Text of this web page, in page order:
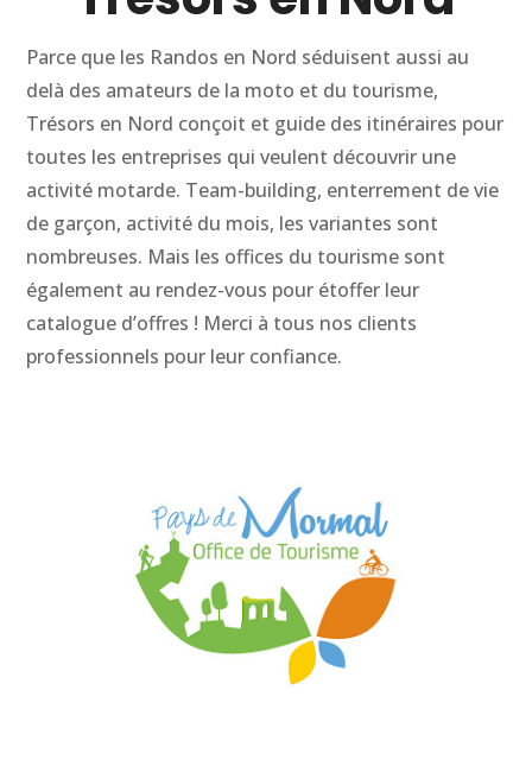
Parce que les Randos en Nord séduisent aussi au
delà des amateurs de la moto et du tourisme,
Trésors en Nord conçoit et guide des itinéraires pour
toutes les entreprises qui veulent découvrir une
activité motarde. Team-building, enterrement de vie
de garçon, activité du mois, les variantes sont
nombreuses. Mais les offices du tourisme sont
également au rendez-vous pour étoffer leur
catalogue d’offres ! Merci à tous nos clients
professionnels pour leur confiance.